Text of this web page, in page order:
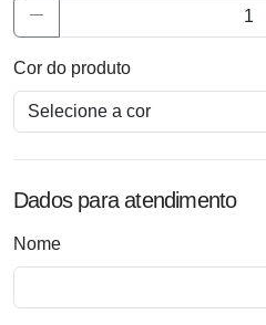
Cor do produto
Dados para atendimento
Nome